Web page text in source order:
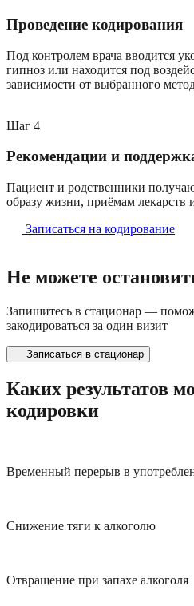
Проведение кодирования
Под контролем врача вводится
гипноз или находится под
зависимости от выбранного
Шаг 4
Рекомендации и
Пациент и родственники
образу жизни, приёмам лекарств
Записаться на кодирование
Не можете
Запишитесь в стационар —
закодироваться за один визит
Записаться в стационар
Каких результатов
кодировки
Временный перерыв в
Снижение тяги к алкоголю
Отвращение при запахе алкоголя